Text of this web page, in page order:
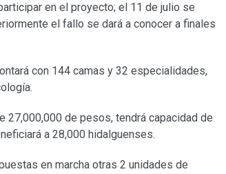
en el proyecto; el 11 de julio se
el fallo se dará a conocer a finales
con 144 camas y 32 especialidades,
27,000,000 de pesos, tendrá capacidad de
a 28,000 hidalguenses.
en marcha otras 2 unidades de